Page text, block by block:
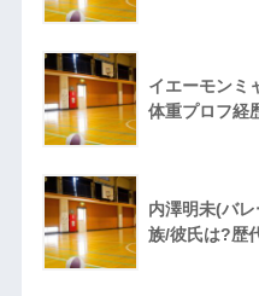
イエーモンミ
体重プロフ経
内澤明未(バ
族/彼氏は?歴